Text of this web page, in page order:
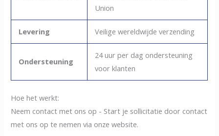
Union
Levering Veilige wereldwijde verzending
Ondersteuning
24 uur per dag ondersteuning
voor klanten
Hoe het werkt:
Neem contact met ons op - Start je sollicitatie door contact
met ons op te nemen via onze website.